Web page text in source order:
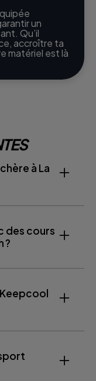
un
Qu’il
accroître ta
matériel est là
à La
des cours
?